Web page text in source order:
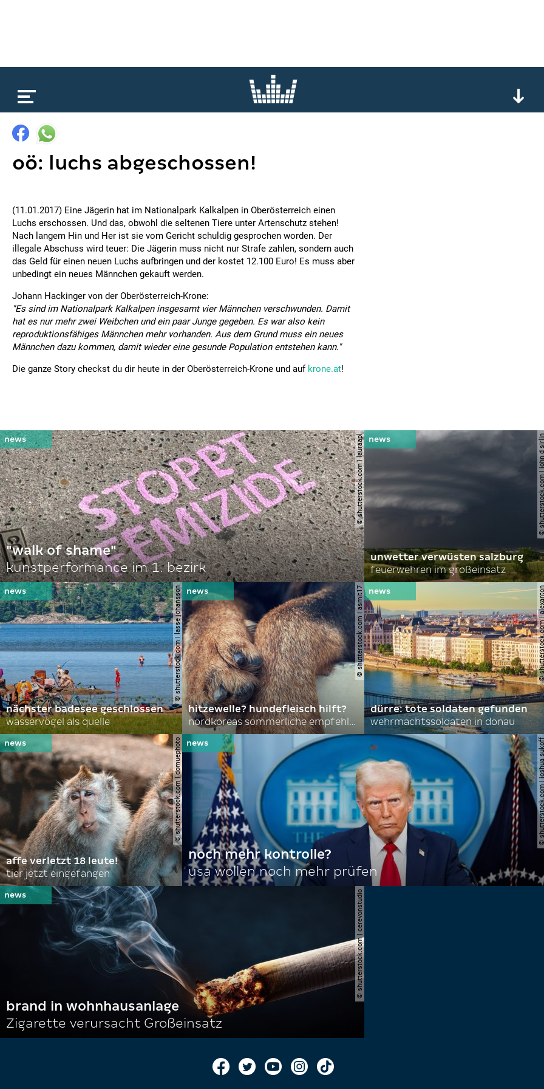
oö: luchs abgeschossen!
(11.01.2017) Eine Jägerin hat im Nationalpark Kalkalpen in Oberösterreich einen
Luchs erschossen. Und das, obwohl die seltenen Tiere unter Artenschutz stehen!
Nach langem Hin und Her ist sie vom Gericht schuldig gesprochen worden. Der
illegale Abschuss wird teuer: Die Jägerin muss nicht nur Strafe zahlen, sondern auch
das Geld für einen neuen Luchs aufbringen und der kostet 12.100 Euro! Es muss aber
unbedingt ein neues Männchen gekauft werden.
Johann Hackinger von der Oberösterreich-Krone:
"Es sind im Nationalpark Kalkalpen insgesamt vier Männchen verschwunden. Damit
hat es nur mehr zwei Weibchen und ein paar Junge gegeben. Es war also kein
reproduktionsfähiges Männchen mehr vorhanden. Aus dem Grund muss ein neues
Männchen dazu kommen, damit wieder eine gesunde Population entstehen kann."
Die ganze Story checkst du dir heute in der Oberösterreich-Krone und auf krone.at!
© shutterstock.com | lauraapl
"walk of shame"
kunstperformance im 1. bezirk
©
unwetter verwüsten salzburg
feuerwehren im großeinsatz
© shutterstock.com | lasse johansson
nächster badesee geschlossen
wasservögel als quelle
© shutterstock.com | asmit17
hitzewelle? hundefleisch hilft?
nordkoreas sommerliche empfehlungen
©
dürre: tote soldaten gefunden
wehrmachtssoldaten in donau
© shutterstock.com | domuephoto
affe verletzt 18 leute!
tier jetzt eingefangen
©
noch mehr kontrolle?
usa wollen noch mehr prüfen
© shutterstock.com | cerevonstudio
brand in wohnhausanlage
Zigarette verursacht Großeinsatz